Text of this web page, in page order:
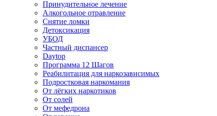
Принудительное лечение
Алкогольное отравление
Снятие ломки
Детоксикация
УБОД
Частный диспансер
Daytop
Программа 12 Шагов
Реабилитация для наркозависимых
Подростковая наркомания
От лёгких наркотиков
От солей
От мефедрона